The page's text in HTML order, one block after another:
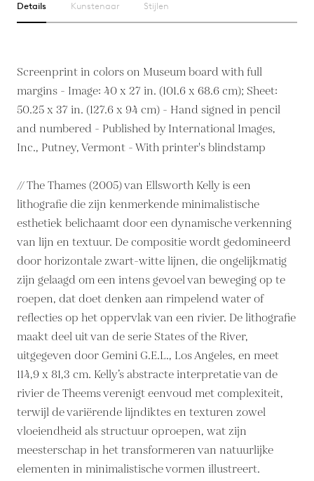
Details Kunstenaar Stijlen
Screenprint in colors on Museum board with full
margins - Image: 40 x 27 in. (101.6 x 68.6 cm); Sheet:
50.25 x 37 in. (127.6 x 94 cm) - Hand signed in pencil
and numbered - Published by International Images,
Inc., Putney, Vermont - With printer's blindstamp
// The Thames (2005) van Ellsworth Kelly is een
lithografie die zijn kenmerkende minimalistische
esthetiek belichaamt door een dynamische verkenning
van lijn en textuur. De compositie wordt gedomineerd
door horizontale zwart-witte lijnen, die ongelijkmatig
zijn gelaagd om een intens gevoel van beweging op te
roepen, dat doet denken aan rimpelend water of
reflecties op het oppervlak van een rivier. De lithografie
maakt deel uit van de serie States of the River,
uitgegeven door Gemini G.E.L., Los Angeles, en meet
114,9 x 81,3 cm. Kelly’s abstracte interpretatie van de
rivier de Theems verenigt eenvoud met complexiteit,
terwijl de variërende lijndiktes en texturen zowel
vloeiendheid als structuur oproepen, wat zijn
meesterschap in het transformeren van natuurlijke
elementen in minimalistische vormen illustreert.